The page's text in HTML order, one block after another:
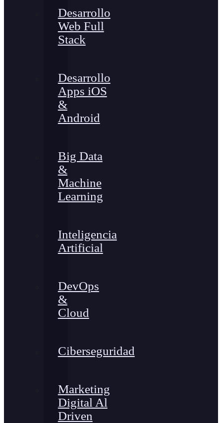
Desarrollo
Web Full
Stack
Desarrollo
Apps iOS
&
Android
Big Data
&
Machine
Learning
Inteligencia
Artificial
DevOps
&
Cloud
Ciberseguridad
Marketing
Digital Al
Driven